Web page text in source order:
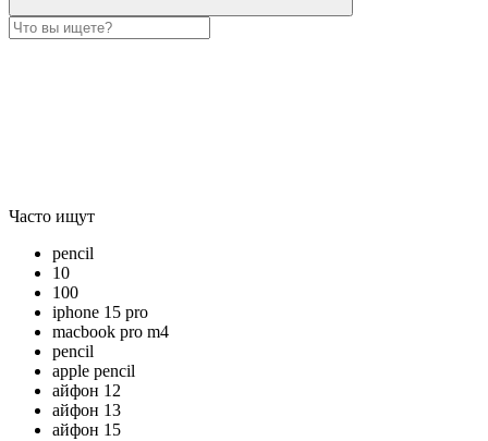
Часто ищут
pencil
10
100
iphone 15 pro
macbook pro m4
pencil
apple pencil
айфон 12
айфон 13
айфон 15